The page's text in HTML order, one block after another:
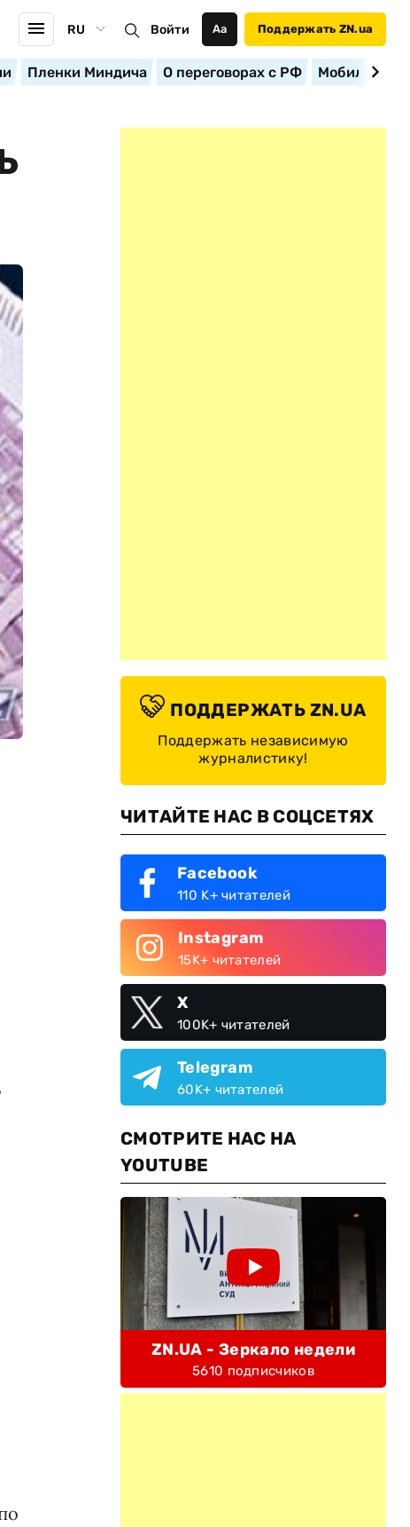
RU Войти Аа Поддержать ZN.ua
Пленки Миндича О переговорах с РФ
ПОДДЕРЖАТЬ ZN.UA
Поддержать независимую
журналистику!
ЧИТАЙТЕ НАС В СОЦСЕТЯХ
Facebook
110 K+ читателей
Instagram
15K+ читателей
X
100K+ читателей
Telegram
60K+ читателей
СМОТРИТЕ НАС НА
YOUTUBE
ZN.UA - Зеркало недели
5610 подписчиков